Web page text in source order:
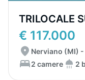
TRILOCALE
€ 117.000
Nerviano (MI)
2 camere
2